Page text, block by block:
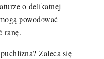
o delikatnej
powodować
ranę.
Zaleca się